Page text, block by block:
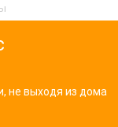
не выходя из дома